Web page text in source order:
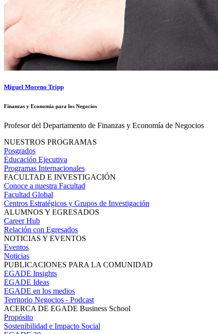
Miguel Moreno Tripp
Finanzas y Economía para los Negocios
Profesor del Departamento de Finanzas y Economía de Negocios
NUESTROS PROGRAMAS
Posgrados
Educación Ejecutiva
Programas Internacionales
FACULTAD E INVESTIGACIÓN
Conoce a nuestra Facultad
Facultad Global
Centros Estratégicos y Grupos de Investigación
ALUMNOS Y EGRESADOS
Career Hub
Relación con Egresados
NOTICIAS Y EVENTOS
Eventos
Noticias
PUBLICACIONES PARA LA COMUNIDAD
EGADE Insights
EGADE Ideas
EGADE en los medios
Territorio Negocios - Podcast
ACERCA DE EGADE Business School
Propósito
Sostenibilidad e Impacto Social